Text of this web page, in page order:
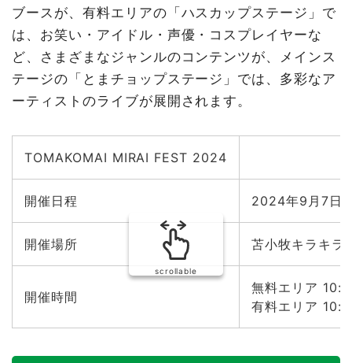
ブースが、有料エリアの「ハスカップステージ」で
は、お笑い・アイドル・声優・コスプレイヤーな
ど、さまざまなジャンルのコンテンツが、メインス
テージの「とまチョップステージ」では、多彩なア
ーティストのライブが展開されます。
TOMAKOMAI MIRAI FEST 2024
開催日程 2024年9月7日
開催場所 苫小牧キラキラ
開催時間
無料エリア
有料エリア
scrollable